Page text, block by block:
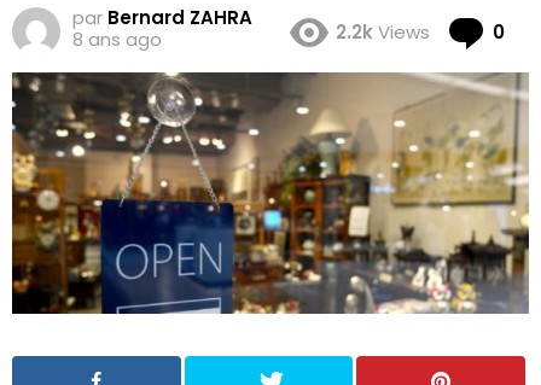
par Bernard ZAHRA
8 ans ago
2.2kViews 0